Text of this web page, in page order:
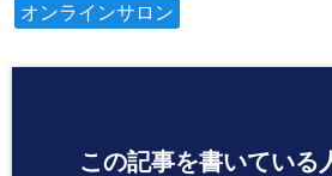
オンラインサロン
この記事を書いている